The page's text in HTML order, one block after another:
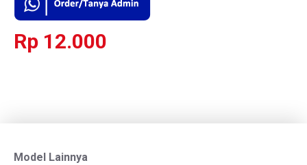
Rp 12.000
Model Lainnya